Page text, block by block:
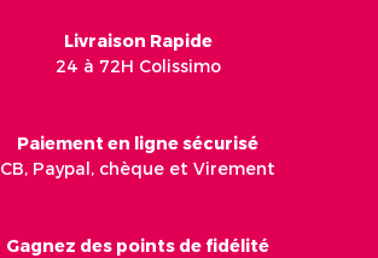
Livraison Rapide
24 à 72H Colissimo
Paiement en ligne sécurisé
CB, Paypal, chèque et Virement
Gagnez des points de fidélité